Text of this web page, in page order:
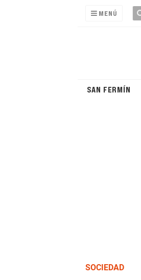
MENÚ
SAN FERMÍN
SOCIEDAD